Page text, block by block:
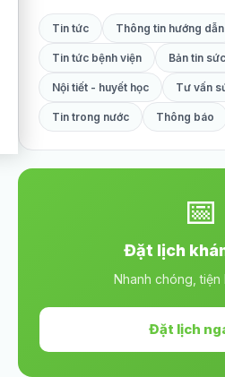
Tin tức Thông tin hướng dẫn
Tin tức bệnh viện Bản tin
Nội tiết - huyết học Tư vấn
Tin trong nước Thông báo
📅
Đặt lịch
Nhanh chóng, tiện
Đặt lịch